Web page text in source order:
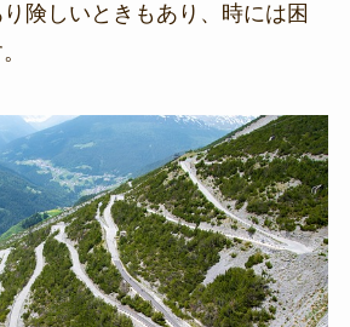
険しいときもあり、時には困